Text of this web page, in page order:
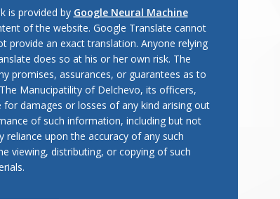
и предлогот од
условите од Законот за
32/20 ) и донесе решение како
на решението, до органот на
таксирана со 250,00
is provided by Google Neural Machine
of the website. Google Translate cannot
provide an exact translation. Anyone relying
does so at his or her own risk. The
promises, assurances, or guarantees as to
Manucipatility of Delchevo, its officers,
damages or losses of any kind arising out
of such information, including but not
upon the accuracy of any such
viewing, distributing, or copying of such